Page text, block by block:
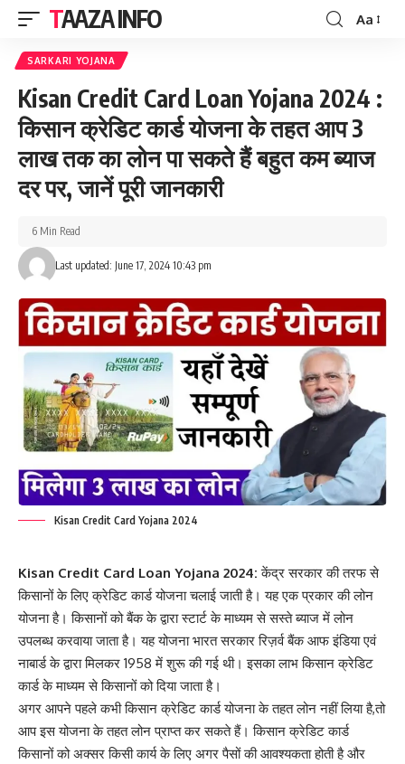
TAAZA INFO
Font
Aa
SARKARI YOJANA
Kisan Credit Card Loan Yojana 2024 :
किसान क्रेडिट कार्ड योजना के तहत आप 3
लाख तक का लोन पा सकते हैं बहुत कम ब्याज
दर पर, जानें पूरी जानकारी
Last updated: June 17, 2024 10:43 pm
6 Min Read
Kisan Credit Card Yojana 2024
Kisan Credit Card Loan Yojana 2024:केंद्र सरकार की तरफ से
किसानों के लिए क्रेडिट कार्ड योजना चलाई जाती है। यह एक प्रकार की लोन
योजना है। किसानों को बैंक के द्वारा स्टार्ट के माध्यम से सस्ते ब्याज में लोन
उपलब्ध करवाया जाता है। यह योजना भारत सरकार रिज़र्व बैंक आफ इंडिया एवं
नाबार्ड के द्वारा मिलकर 1958 में शुरू की गई थी। इसका लाभ किसान क्रेडिट
कार्ड के माध्यम से किसानों को दिया जाता है।
अगर आपने पहले कभी किसान क्रेडिट कार्ड योजना के तहत लोन नहीं लिया है,तो
आप इस योजना के तहत लोन प्राप्त कर सकते हैं। किसान क्रेडिट कार्ड
किसानों को अक्सर किसी कार्य के लिए अगर पैसों की आवश्यकता होती है और